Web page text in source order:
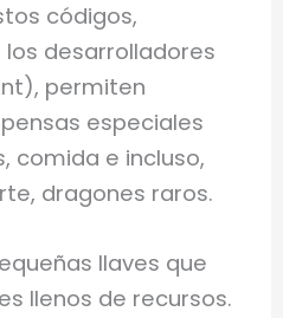
códigos,
desarrolladores
permiten
especiales
comida e incluso,
dragones raros.
llaves que
llenos de recursos.